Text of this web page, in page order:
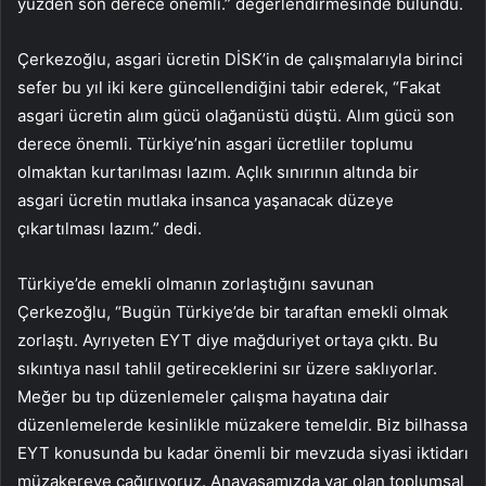
yüzden son derece önemli.” değerlendirmesinde bulundu.
Çerkezoğlu, asgari ücretin DİSK’in de çalışmalarıyla birinci
sefer bu yıl iki kere güncellendiğini tabir ederek, “Fakat
asgari ücretin alım gücü olağanüstü düştü. Alım gücü son
derece önemli. Türkiye’nin asgari ücretliler toplumu
olmaktan kurtarılması lazım. Açlık sınırının altında bir
asgari ücretin mutlaka insanca yaşanacak düzeye
çıkartılması lazım.” dedi.
Türkiye’de emekli olmanın zorlaştığını savunan
Çerkezoğlu, “Bugün Türkiye’de bir taraftan emekli olmak
zorlaştı. Ayrıyeten EYT diye mağduriyet ortaya çıktı. Bu
sıkıntıya nasıl tahlil getireceklerini sır üzere saklıyorlar.
Meğer bu tıp düzenlemeler çalışma hayatına dair
düzenlemelerde kesinlikle müzakere temeldir. Biz bilhassa
EYT konusunda bu kadar önemli bir mevzuda siyasi iktidarı
müzakereye çağırıyoruz. Anayasamızda var olan toplumsal